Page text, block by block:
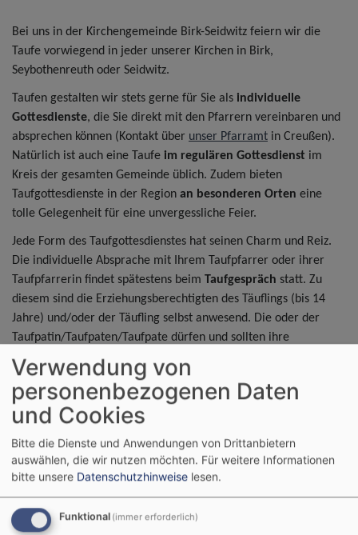
Bei uns in der Kirchengemeinde Birk-Seidwitz feiern wir die
Taufe vorwiegend in jeder unserer Kirchen in Birk,
Seybothenreuth oder Seidwitz.
Taufen gestalten wir stets gerne für Sie als individuelle
Gottesdienste, die Sie direkt mit den Pfarrern vereinbaren und
absprechen können (Kontakt über unser Pfarramt in Creußen).
Natürlich ist auch eine Taufe im regulären Gottesdienst im
Kreis der gesamten Gemeinde üblich. Zudem bieten
Taufgottesdienste in der Region an besonderen Orten eine
tolle Gelegenheit für eine unvergessliche Feier.
Jede Form des Taufgottesdienstes hat seinen Charm und Reiz.
Die individuelle Absprache mit Ihrem Taufpfarrer oder ihrer
Taufpfarrerin findet spätestens beim Taufgespräch statt. Zu
diesem sind die Erziehungsberechtigten des Täuflings (bis 14
Jahre) und/oder der Täufling selbst anwesend. Die oder der
Taufpatin/Taufpaten/Taufpate dürfen und sollten ihre
Vorstellungen ebenfalls gerne beitragen.
Verwendung von
personenbezogenen Daten
und Cookies
Bitte die Dienste und Anwendungen von Drittanbietern
auswählen, die wir nutzen möchten. Für weitere Informationen
bitte unsere Datenschutzhinweise lesen.
Funktional (immer erforderlich)